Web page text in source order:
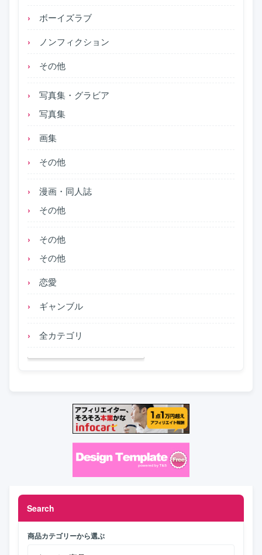
ボーイズラブ
ノンフィクション
その他
写真集・グラビア
写真集
画集
その他
漫画・同人誌
その他
その他
その他
恋愛
ギャンブル
全カテゴリ
Search
商品カテゴリーから選ぶ